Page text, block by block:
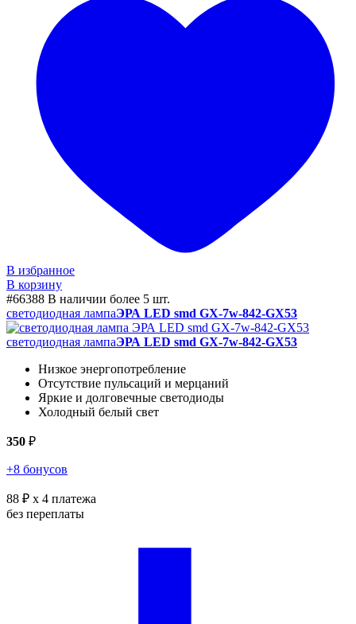
В избранное
В корзину
#66388 В наличии более 5 шт.
светодиодная лампаЭРА LED smd GX-7w-842-GX53
светодиодная лампаЭРА LED smd GX-7w-842-GX53
Низкое энергопотребление
Отсутствие пульсаций и мерцаний
Яркие и долговечные светодиоды
Холодный белый свет
350 ₽
+8 бонусов
88 ₽ x 4 платежа
без переплаты